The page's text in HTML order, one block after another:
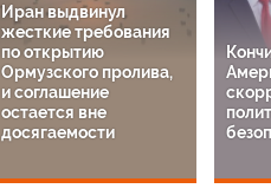
Иран выдвинул
жесткие требования
по открытию
Ормузского пролива,
и соглашение
остается вне
досягаемости